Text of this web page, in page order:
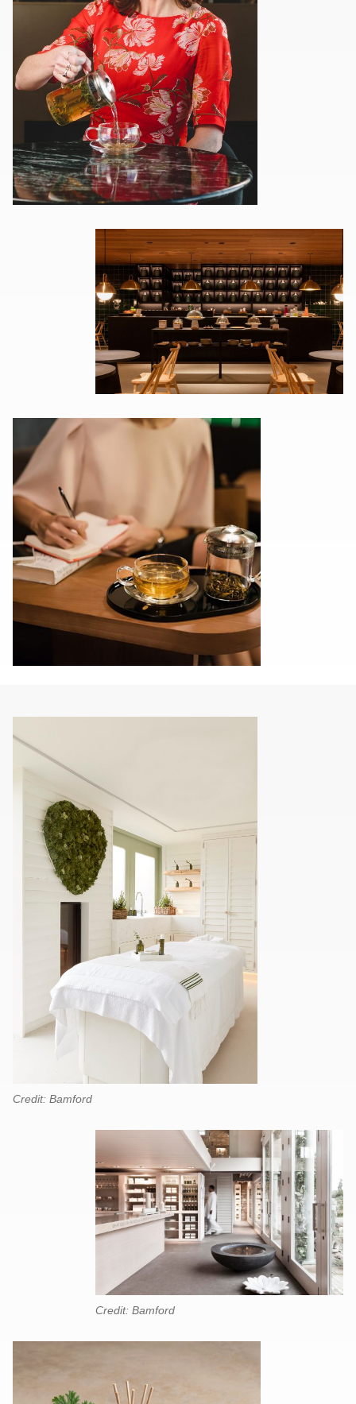
Credit: Bamford
Credit: Bamford